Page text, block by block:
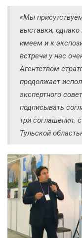
«Мы
выставки,
имеем и к
встречи у нас
Агентством
продолжает
экспертного
подписывать
три соглашения:
Тульской